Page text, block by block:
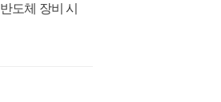
도체 장비 시